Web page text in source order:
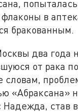
в
бракованным.
два года
от рака
словам,
«Абраксана»
Надежда, став